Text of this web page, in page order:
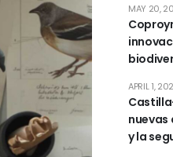
MAY 20,
nuevas
y la
APRIL 1,